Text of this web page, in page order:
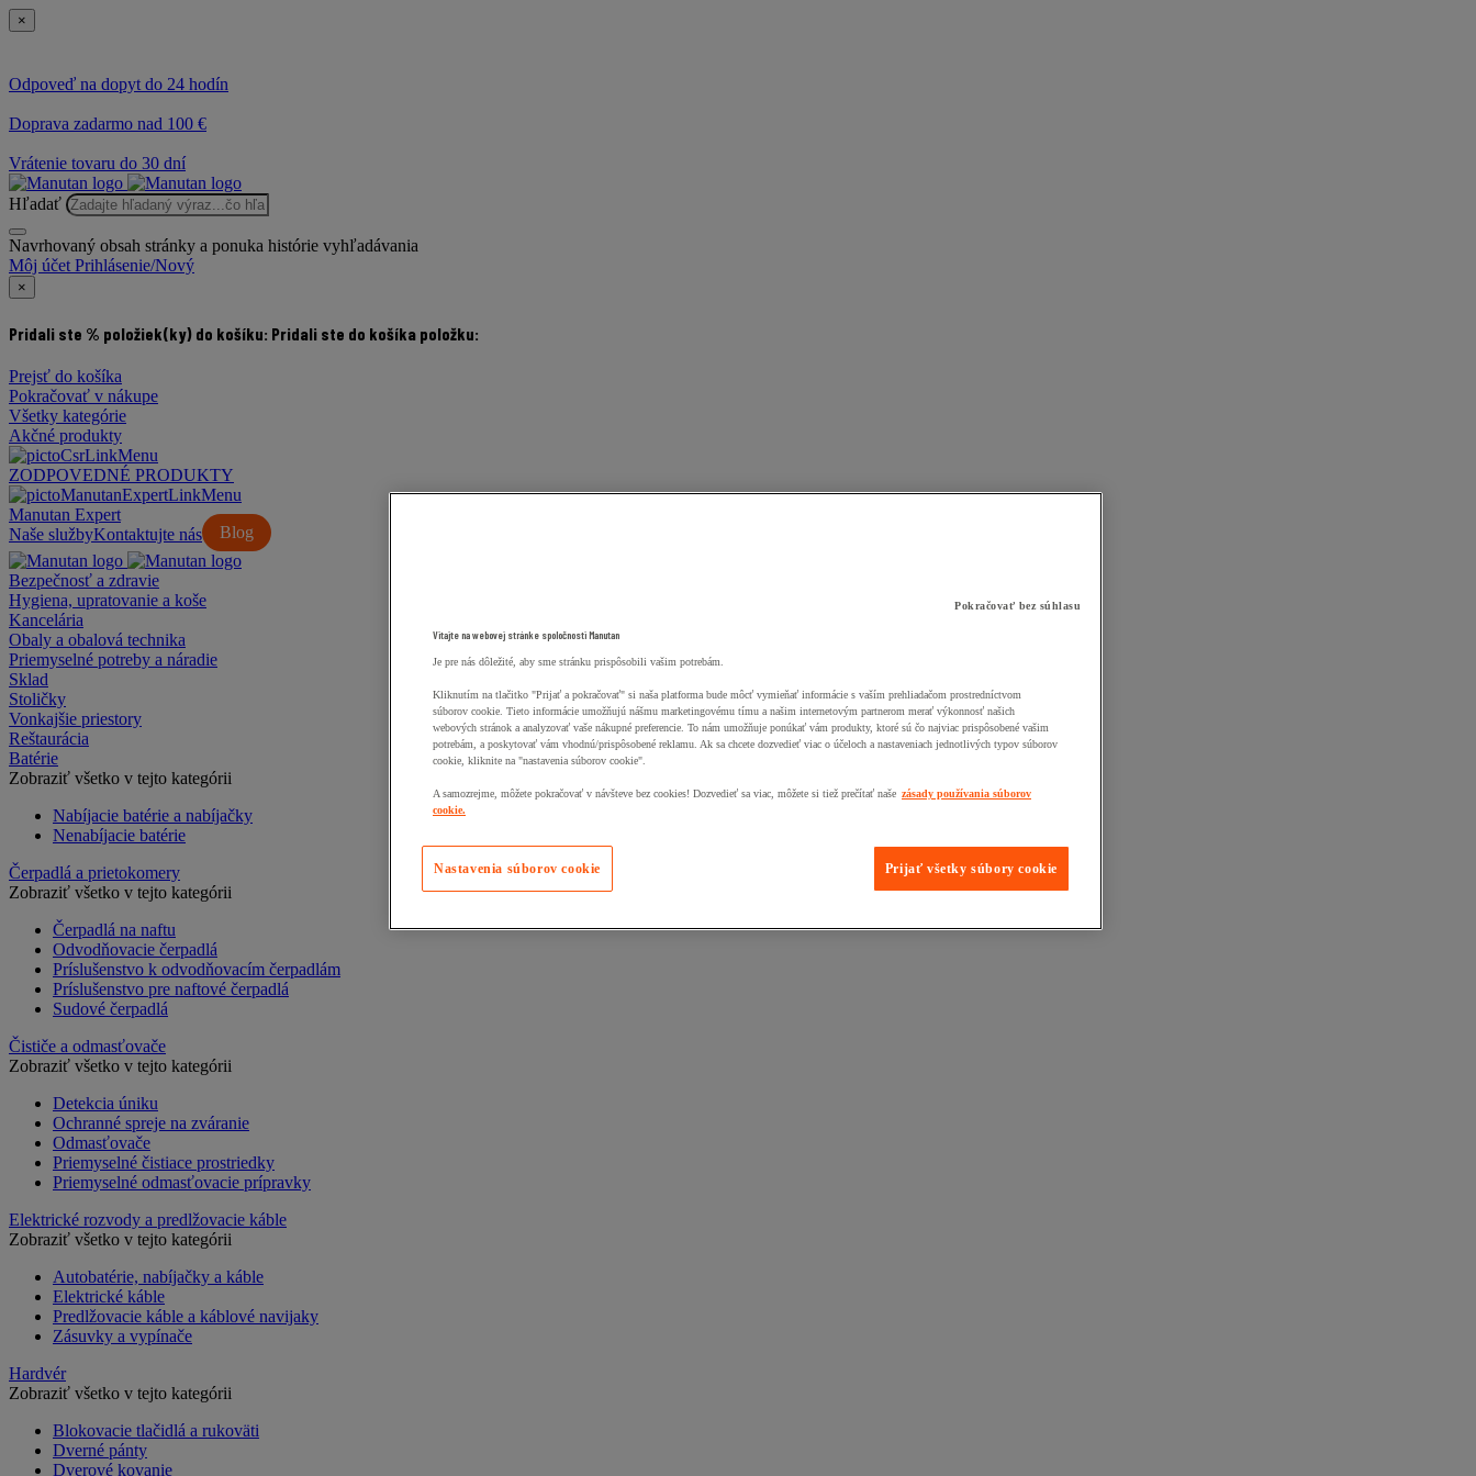
×
Odpoveď na dopyt do 24 hodín
Doprava zadarmo nad 100 €
Vrátenie tovaru do 30 dní
Hľadať
Navrhovaný obsah stránky a ponuka histórie vyhľadávania
Môj účet Prihlásenie/Nový
×
Pridali ste % položiek(ky) do košíku: Pridali ste do košíka položku:
Prejsť do košíka
Pokračovať v nákupe
Všetky kategórie
Akčné produkty
ZODPOVEDNÉ PRODUKTY
Manutan Expert
Naše služby
Blog
Kontaktujte nás
Bezpečnosť a zdravie
Hygiena, upratovanie a koše
Kancelária
Obaly a obalová technika
Priemyselné potreby a náradie
Sklad
Stoličky
Vonkajšie priestory
Reštaurácia
Batérie
Zobraziť všetko v tejto kategórii
Nabíjacie batérie a nabíjačky
Nenabíjacie batérie
Čerpadlá a prietokomery
Zobraziť všetko v tejto kategórii
Čerpadlá na naftu
Odvodňovacie čerpadlá
Príslušenstvo k odvodňovacím čerpadlám
Príslušenstvo pre naftové čerpadlá
Sudové čerpadlá
Čističe a odmasťovače
Zobraziť všetko v tejto kategórii
Detekcia úniku
Ochranné spreje na zváranie
Odmasťovače
Priemyselné čistiace prostriedky
Priemyselné odmasťovacie prípravky
Elektrické rozvody a predlžovacie káble
Zobraziť všetko v tejto kategórii
Autobatérie, nabíjačky a káble
Elektrické káble
Predlžovacie káble a káblové navijaky
Zásuvky a vypínače
Hardvér
Zobraziť všetko v tejto kategórii
Blokovacie tlačidlá a rukoväti
Dverné pánty
Dverové kovanie
Pokračovať bez súhlasu
Vitajte na webovej stránke spoločnosti Manutan
Je pre nás dôležité, aby sme stránku prispôsobili vašim potrebám.
Kliknutím na tlačitko "Prijať a pokračovať" si naša platforma bude môcť vymieňať informácie s vaším prehliadačom prostredníctvom
súborov cookie. Tieto informácie umožňujú nášmu marketingovému tímu a našim internetovým partnerom merať výkonnosť našich
webových stránok a analyzovať vaše nákupné preferencie. To nám umožňuje ponúkať vám produkty, ktoré sú čo najviac prispôsobené vašim
potrebám, a poskytovať vám vhodnú/prispôsobené reklamu. Ak sa chcete dozvedieť viac o účeloch a nastaveniach jednotlivých typov súborov
cookie, kliknite na "nastavenia súborov cookie".
A samozrejme, môžete pokračovať v návšteve bez cookies! Dozvedieť sa viac, môžete si tiež prečítať naše zásady používania súborov
cookie.
Prijať všetky súbory cookie
Nastavenia súborov cookie